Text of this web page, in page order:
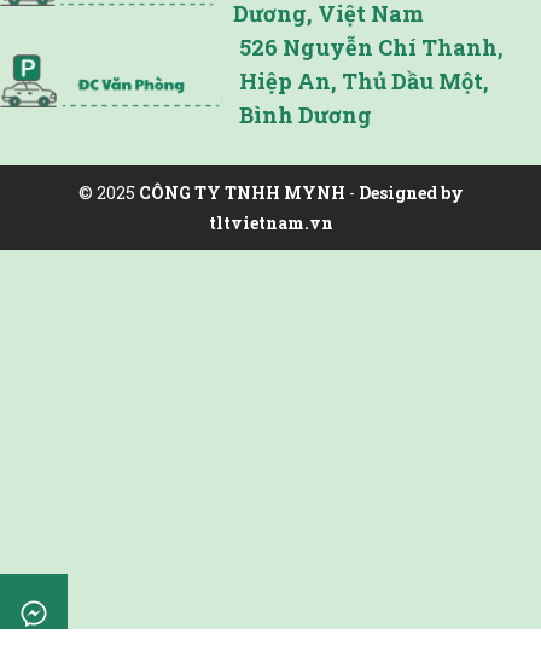
Dương, Việt Nam
526 Nguyễn Chí Thanh,
Hiệp An, Thủ Dầu Một,
Bình Dương
© 2025 CÔNG TY TNHH MYNH - Designed by
tltvietnam.vn